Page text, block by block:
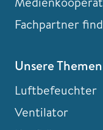
Fachpartner
Unsere Themen
Luftbefeuchter
Ventilator